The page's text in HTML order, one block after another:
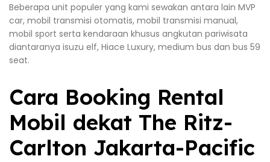
Beberapa unit populer yang kami sewakan antara lain MVP
car, mobil transmisi otomatis, mobil transmisi manual,
mobil sport serta kendaraan khusus angkutan pariwisata
diantaranya isuzu elf, Hiace Luxury, medium bus dan bus 59
seat.
Cara Booking Rental
Mobil dekat The Ritz-
Carlton Jakarta-Pacific